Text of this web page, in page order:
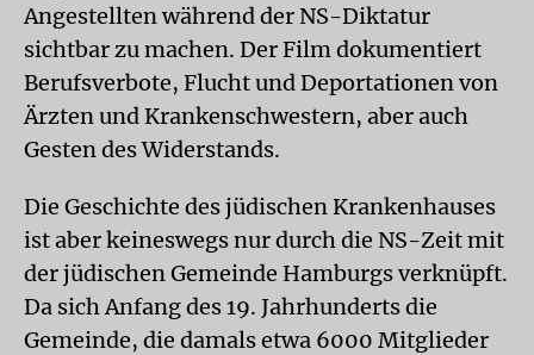
Angestellten während der NS-Diktatur
sichtbar zu machen. Der Film dokumentiert
Berufsverbote, Flucht und Deportationen von
Ärzten und Krankenschwestern, aber auch
Gesten des Widerstands.
Die Geschichte des jüdischen Krankenhauses
ist aber keineswegs nur durch die NS-Zeit mit
der jüdischen Gemeinde Hamburgs verknüpft.
Da sich Anfang des 19. Jahrhunderts die
Gemeinde, die damals etwa 6000 Mitglieder